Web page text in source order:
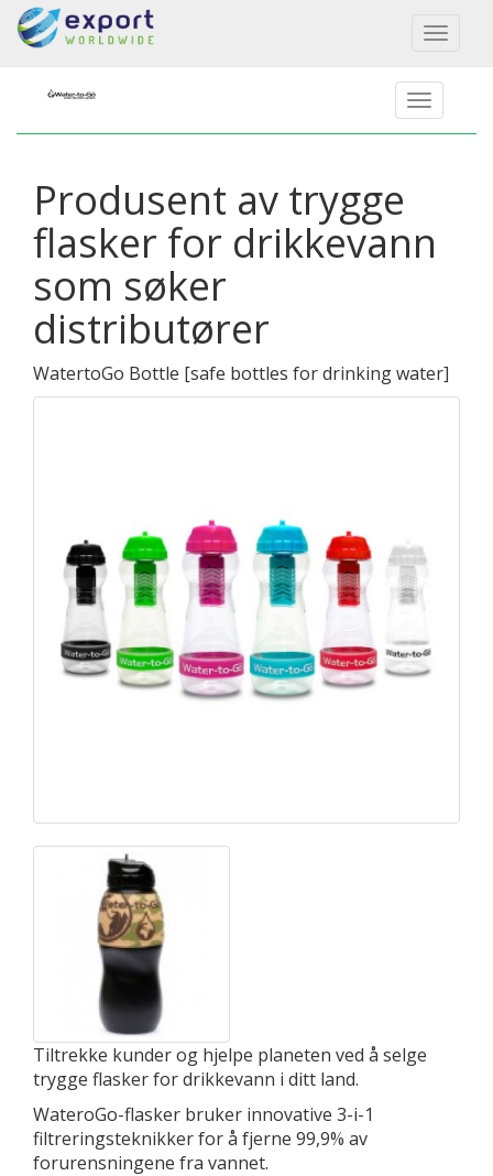
Toggle
Produsent av trygge
flasker for drikkevann
som søker
distributører
WatertoGo Bottle [safe bottles for drinking water]
Tiltrekke kunder og hjelpe planeten ved å selge
trygge flasker for drikkevann i ditt land.
WateroGo-flasker bruker innovative 3-i-1
filtreringsteknikker for å fjerne 99,9% av
forurensningene fra vannet.